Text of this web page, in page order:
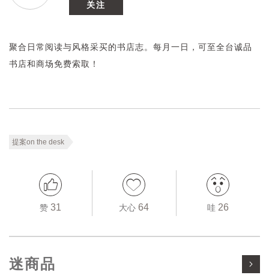
关注
聚合日常阅读与风格采买的书店志。每月一日，可至全台诚品
书店和商场免费索取！
提案on the desk
赞31 大心64 哇26
迷商品